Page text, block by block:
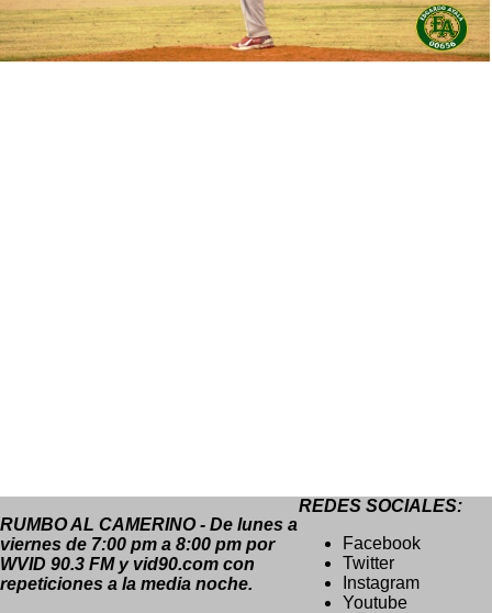
RUMBO AL CAMERINO - De lunes a
viernes de 7:00 pm a 8:00 pm por
WVID 90.3 FM y vid90.com con
repeticiones a la media noche.
REDES SOCIALES:
Facebook
Twitter
Instagram
Youtube